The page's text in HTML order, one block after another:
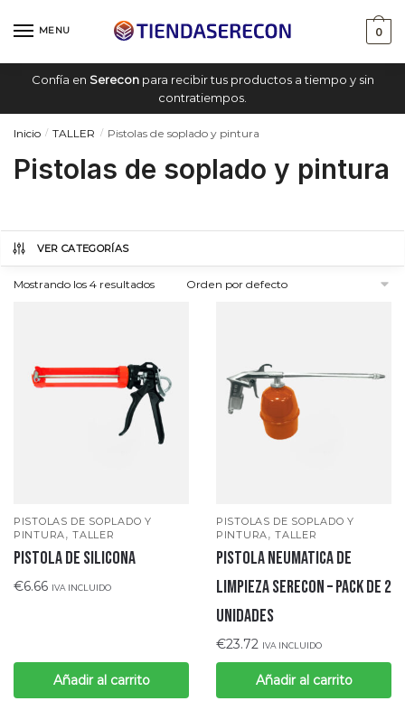
MENU 0
Confía en Sereconpara recibir tus productos a tiempo y sin
contratiempos.
Inicio / TALLER / Pistolas de soplado y pintura
Pistolas de soplado y pintura
VER CATEGORÍAS
Mostrando los 4 resultados
PISTOLAS DE SOPLADO Y
PINTURA,TALLER
PISTOLA DE SILICONA
€6.66 IVA INCLUIDO
Añadir al carrito
PISTOLAS DE SOPLADO Y
PINTURA,TALLER
PISTOLA NEUMATICA DE
LIMPIEZA SERECON – PACK DE 2
UNIDADES
€23.72 IVA INCLUIDO
Añadir al carrito